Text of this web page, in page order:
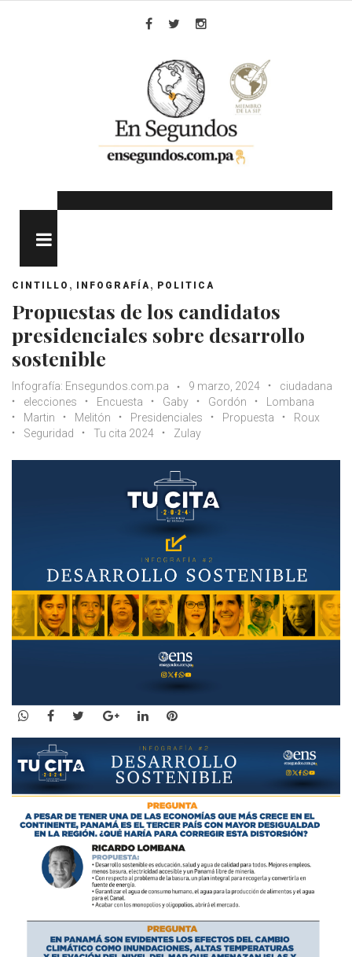
CINTILLO , INFOGRAFÍA, POLITICA
Propuestas de los candidatos
presidenciales sobre desarrollo
sostenible
Infografía: Ensegundos.com.pa 9 marzo, 2024
ciudadana
elecciones
Encuesta Gaby Gordón
Lombana
Martin
Melitón Presidenciales Propuesta
Roux
Seguridad
Tu cita 2024 Zulay
WhatsApp
Facebook
TwitterGoogle+LinkedInPinterest